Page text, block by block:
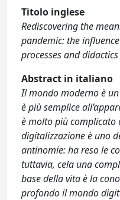
Titolo inglese
Rediscovering the
pandemic: the
processes and didactics
Abstract in italiano
Il mondo moderno è
è più semplice
è molto più complicato
digitalizzazione è uno
antinomie: ha reso le
tuttavia, cela una
base della vita è la
profondo il mondo